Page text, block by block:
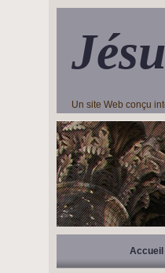
Un site Web conçu
Accueil